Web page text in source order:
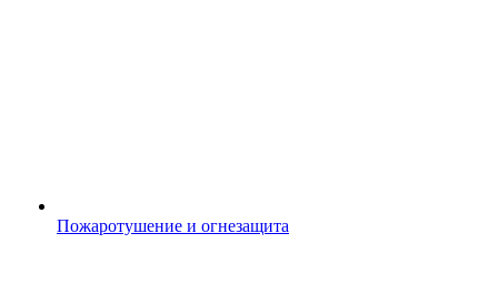
Пожаротушение и огнезащита